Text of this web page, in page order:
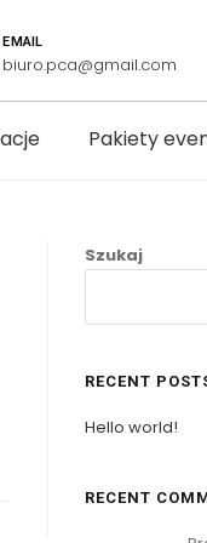
EMAIL
biuro.pca@gmail.com
Pakiety
Szukaj
RECENT
Hello world!
RECENT